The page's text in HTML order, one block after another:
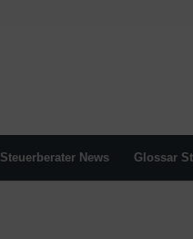
Steuerberater News Glossar